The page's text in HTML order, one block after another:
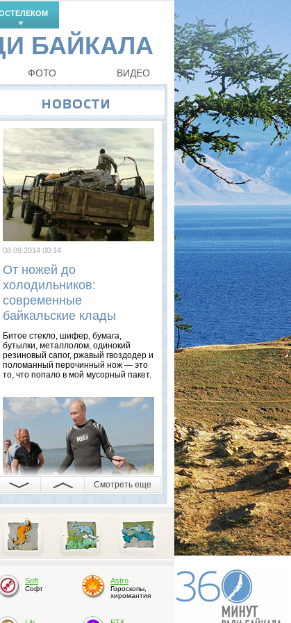
БАЙКАЛА
ФОТО ВИДЕО
Новости
08.09.2014 00:14
От ножей до
холодильников:
современные
байкальские клады
Битое стекло, шифер, бумага,
бутылки, металлолом, одинокий
резиновый сапог, ржавый гвоздодер и
поломанный перочинный нож — это
то, что попало в мой мусорный пакет.
06.09.2014 15:18
Самые знаменитые
погружения на Байкале
Владимир Путин назвал глубинную
воду Байкала с «супом из
планктона», а Джеймс Кэмерон после
Смотреть еще
Soft
Софт
Astro
Гороскопы,
хиромантия